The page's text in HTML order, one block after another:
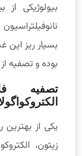
بیولوژیکی
بسیار ریز این
بوده و تصفیه
تصفیه
یکی از
زیتون،